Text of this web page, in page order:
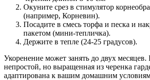
Окуните срез в стимулятор
(например, Корневин).
Посадите в смесь торфа и песка и
пакетом (мини-тепличка).
Держите в тепле (24-25 градусов).
Укоренение может занять до двух месяцев.
непростой, но выращенная из черенка
адаптирована к вашим домашним